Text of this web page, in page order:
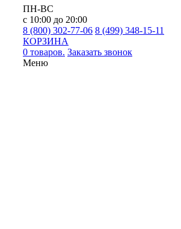
ПН-ВС
с 10:00 до 20:00
8 (800) 302-77-06 8 (499) 348-15-11
КОРЗИНА
0 товаров. Заказать звонок
Меню